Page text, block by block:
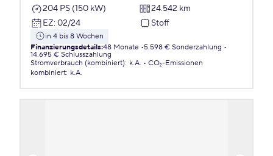
204 PS (150 kW)
24.542 km
EZ: 02/24 Stoff
in 4 bis 8 Wochen
Finanzierungsdetails:48 Monate 5.598 € Sonderzahlung
14.695 € Schlusszahlung
Stromverbrauch (kombiniert): k.A.
CO₂-Emissionen
kombiniert: k.A.